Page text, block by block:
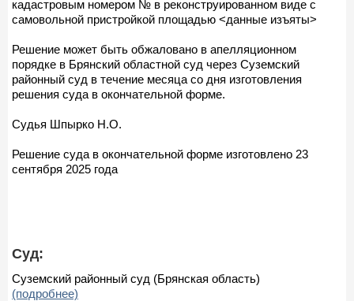
кадастровым номером № в реконструированном виде с
самовольной пристройкой площадью <данные изъяты>
Решение может быть обжаловано в апелляционном
порядке в Брянский областной суд через Суземский
районный суд в течение месяца со дня изготовления
решения суда в окончательной форме.
Судья Шпырко Н.О.
Решение суда в окончательной форме изготовлено 23
сентября 2025 года
Суд:
Суземский районный суд (Брянская область)
(подробнее)